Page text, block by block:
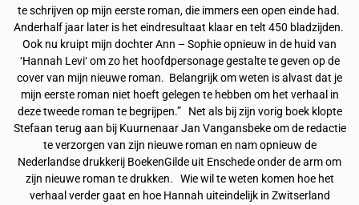
te schrijven op mijn eerste roman, die immers een open einde had.
Anderhalf jaar later is het eindresultaat klaar en telt 450 bladzijden.
Ook nu kruipt mijn dochter Ann – Sophie opnieuw in de huid van
‘Hannah Levi‘ om zo het hoofdpersonage gestalte te geven op de
cover van mijn nieuwe roman. Belangrijk om weten is alvast dat je
mijn eerste roman niet hoeft gelegen te hebben om het verhaal in
deze tweede roman te begrijpen.” Net als bij zijn vorig boek klopte
Stefaan terug aan bij Kuurnenaar Jan Vangansbeke om de redactie
te verzorgen van zijn nieuwe roman en nam opnieuw de
Nederlandse drukkerij BoekenGilde uit Enschede onder de arm om
zijn nieuwe roman te drukken. Wie wil te weten komen hoe het
verhaal verder gaat en hoe Hannah uiteindelijk in Zwitserland